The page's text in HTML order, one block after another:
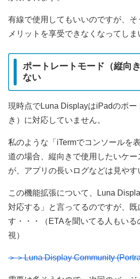
有線で使用してもいいのですが、
メリットを享受できなくなってしま
ポートレートモード（縦向
ない
現時点でLuna DisplayはiPadのポー
き）に対応していません。
私のような「iTermでコンソールを
道の場合、縦向きで使用したいケ
が、アプリの長いログなどは見やす
この機能拡張について、Luna
対応する」と言ってるのですが、既
す・・・（ETAを聞いてる人もい
視）
＞＞Luna Display Community